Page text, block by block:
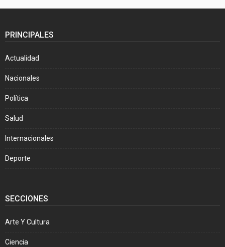
PRINCIPALES
Actualidad
Nacionales
Política
Salud
Internacionales
Deporte
SECCIONES
Arte Y Cultura
Ciencia